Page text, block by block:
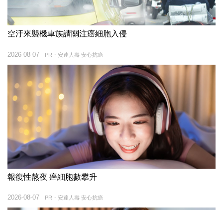
空汙來襲機車族請關注癌細胞入侵
PR・安達人壽 安心抗癌
2026-08-07
報復性熬夜 癌細胞數攀升
PR・安達人壽 安心抗癌
2026-08-07